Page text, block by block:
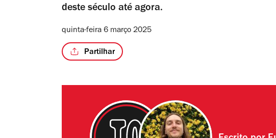
deste século até agora.
quinta-feira 6 março 2025
Partilhar